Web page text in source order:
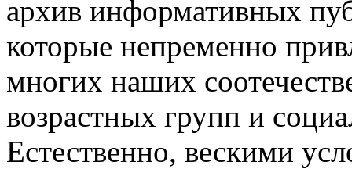
архив информативных
которые непременно
многих наших
возрастных групп и
Естественно, вескими